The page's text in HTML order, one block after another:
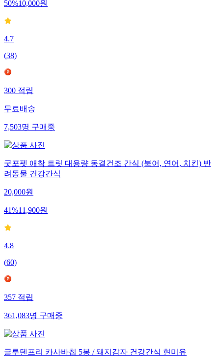
50%10,000원
4.7
(38)
300적립
무료배송
7,503명구매중
굿포펫 애착 트릿 대용량 동결건조 간식 (북어, 연어, 치킨) 반
려동물 건강간식
20,000원
41%11,900원
4.8
(60)
357적립
361,083명구매중
글루텐프리 카사바칩 5봉 / 돼지감자 건강간식 현미유